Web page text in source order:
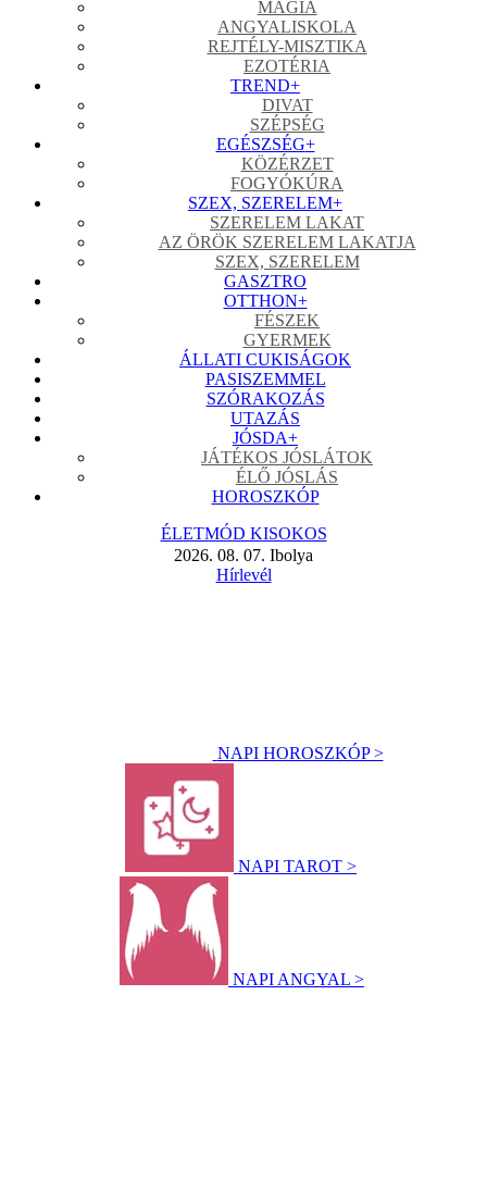
MÁGIA
ANGYALISKOLA
REJTÉLY-MISZTIKA
EZOTÉRIA
TREND+
DIVAT
SZÉPSÉG
EGÉSZSÉG+
KÖZÉRZET
FOGYÓKÚRA
SZEX, SZERELEM+
SZERELEM LAKAT
AZ ÖRÖK SZERELEM LAKATJA
SZEX, SZERELEM
GASZTRO
OTTHON+
FÉSZEK
GYERMEK
ÁLLATI CUKISÁGOK
PASISZEMMEL
SZÓRAKOZÁS
UTAZÁS
JÓSDA+
JÁTÉKOS JÓSLÁTOK
ÉLŐ JÓSLÁS
HOROSZKÓP
ÉLETMÓD KISOKOS
2026. 08. 07. Ibolya
Hírlevél
NAPI HOROSZKÓP >
NAPI TAROT >
NAPI ANGYAL >